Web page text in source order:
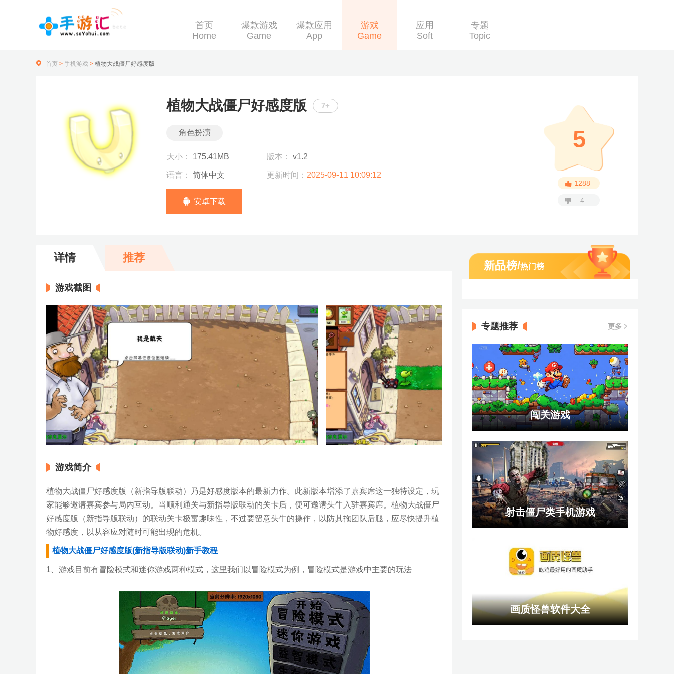
首页
Home
爆款游戏
Game
爆款应用
App
游戏
Game
应用
Soft
专题
Topic
首页 > 手机游戏 > 植物大战僵尸好感度版
植物大战僵尸好感度版 7+
角色扮演
大小： 175.41MB 版本： v1.2
语言： 简体中文 更新时间： 2025-09-11 10:09:12
安卓下载
5
1288
4
详情 推荐
游戏截图
游戏简介
植物大战僵尸好感度版（新指导版联动）乃是好感度版本的最新力作。此新版本增添了嘉宾席这一独特设定，玩
家能够邀请嘉宾参与局内互动。当顺利通关与新指导版联动的关卡后，便可邀请头牛入驻嘉宾席。植物大战僵尸
好感度版（新指导版联动）的联动关卡极富趣味性，不过要留意头牛的操作，以防其拖团队后腿，应尽快提升植
物好感度，以从容应对随时可能出现的危机。
植物大战僵尸好感度版(新指导版联动)新手教程
1、游戏目前有冒险模式和迷你游戏两种模式，这里我们以冒险模式为例，冒险模式是游戏中主要的玩法
新品榜/热门榜
专题推荐 更多
闯关游戏
射击僵尸类手机游戏
画质怪兽软件大全